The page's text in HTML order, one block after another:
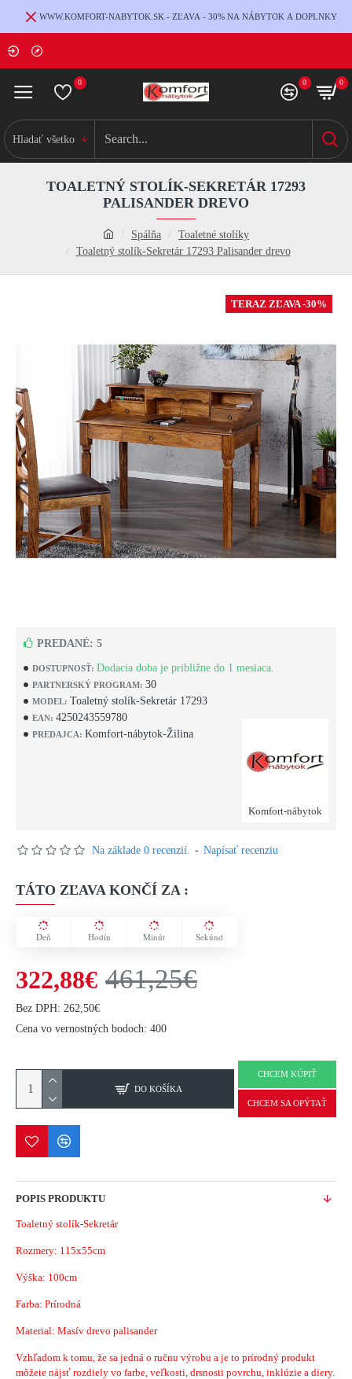
WWW.KOMFORT-NABYTOK.SK - ZĽAVA - 30% NA NÁBYTOK A DOPLNKY
0 0 0
Hladať všetko
Spálňa
Toaletné stolíky
Toaletný stolík-Sekretár 17293 Palisander drevo
TOALETNÝ STOLÍK-SEKRETÁR 17293
PALISANDER DREVO
TERAZ ZĽAVA -30%
DOSTUPNOSŤ: Dodacia doba je približne do 1 mesiaca.
PARTNERSKÝ PROGRAM: 30
MODEL: Toaletný stolík-Sekretár 17293
EAN: 4250243559780
PREDAJCA: Komfort-nábytok-Žilina
Komfort-nábytok
PREDANÉ: 5
Na základe 0 recenzií. - Napísať recenziu
TÁTO ZĽAVA KONČÍ ZA :
Deň Hodín Minút Sekúnd
322,88€ 461,25€
Bez DPH: 262,50€
Cena vo vernostných bodoch: 400
DO KOŠÍKA
CHCEM KÚPIŤ
CHCEM SA OPÝTAŤ
POPIS PRODUKTU
Toaletný stolík-Sekretár
Rozmery: 115x55cm
Výška: 100cm
Farba: Prírodná
Material: Masív drevo palisander
Vzhľadom k tomu, že sa jedná o ručnu výrobu a je to prírodný produkt
môžete nájsť rozdiely vo farbe, veľkosti, drsnosti povrchu, inklúzie a diery.